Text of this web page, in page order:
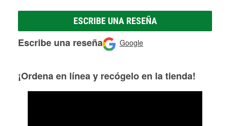
ESCRIBE UNA RESEÑA
Escribe una reseña Google
¡Ordena en línea y recógelo en la tienda!